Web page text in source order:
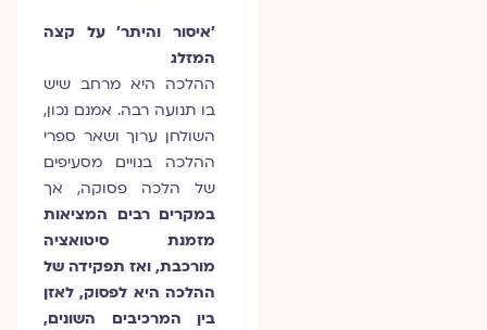
'איסור והיתר' על קצה
המזלג
ההלכה היא מרחב שיש
בו תנועה רבה. אמנם נכון,
השולחן ערוך ושאר ספרי
ההלכה בנויים מסעיפים
של הלכה פסוקה, אך
במקרים רבים המציאות
מזמנת סיטואציה
מורכבת, ואז תפקידה של
ההלכה היא לפסוק, לאזן
בין המרכיבים השונים,